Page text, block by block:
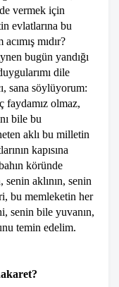
vermek için
evlatlarına bu
mıdır?
bugün yandığı
dile
sana söylüyorum:
faydamız olmaz,
bile bu
aklı bu milletin
kapısına
köründe
aklının, senin
bu memleketin her
senin bile yuvanın,
temin edelim.